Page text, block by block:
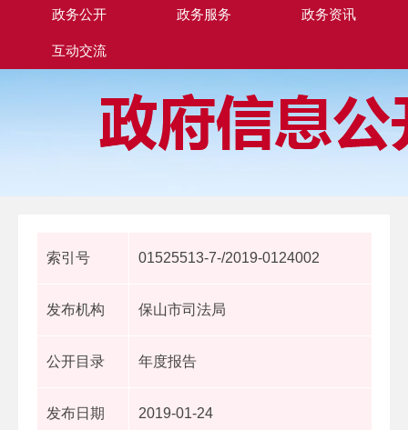
政务公开 政务服务 政务资讯
互动交流
索引号 01525513-7-/2019-0124002
发布机构 保山市司法局
公开目录 年度报告
发布日期 2019-01-24